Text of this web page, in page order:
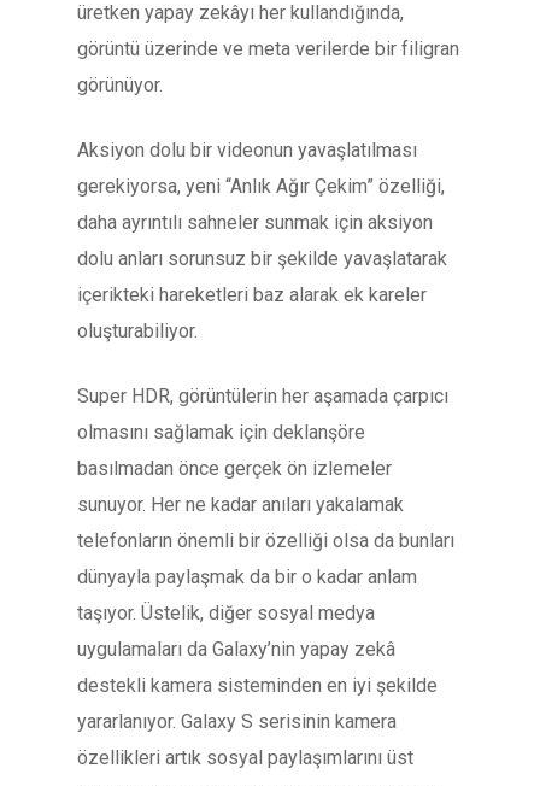
üretken yapay zekâyı her kullandığında,
görüntü üzerinde ve meta verilerde bir filigran
görünüyor.
Aksiyon dolu bir videonun yavaşlatılması
gerekiyorsa, yeni “Anlık Ağır Çekim” özelliği,
daha ayrıntılı sahneler sunmak için aksiyon
dolu anları sorunsuz bir şekilde yavaşlatarak
içerikteki hareketleri baz alarak ek kareler
oluşturabiliyor.
Super HDR, görüntülerin her aşamada çarpıcı
olmasını sağlamak için deklanşöre
basılmadan önce gerçek ön izlemeler
sunuyor. Her ne kadar anıları yakalamak
telefonların önemli bir özelliği olsa da bunları
dünyayla paylaşmak da bir o kadar anlam
taşıyor. Üstelik, diğer sosyal medya
uygulamaları da Galaxy’nin yapay zekâ
destekli kamera sisteminden en iyi şekilde
yararlanıyor. Galaxy S serisinin kamera
özellikleri artık sosyal paylaşımlarını üst